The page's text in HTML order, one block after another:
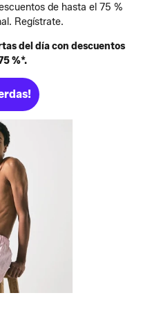
de hasta el 75 %
Regístrate.
del día con descuentos
%*.